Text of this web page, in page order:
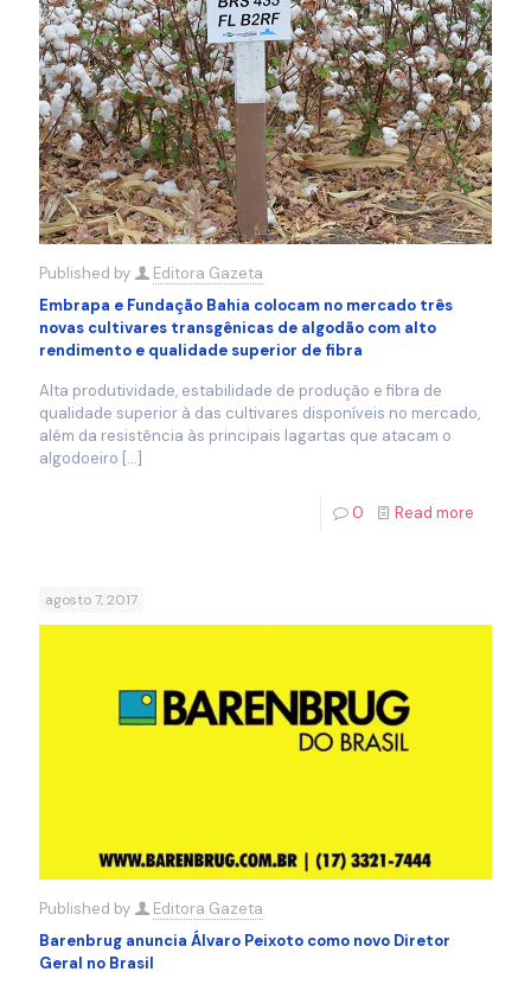
Published by
Editora Gazeta
Embrapa e Fundação Bahia colocam no mercado três
novas cultivares transgênicas de algodão com alto
rendimento e qualidade superior de fibra
Alta produtividade, estabilidade de produção e fibra de
qualidade superior à das cultivares disponíveis no mercado,
além da resistência às principais lagartas que atacam o
algodoeiro […]
0 Read more
agosto 7, 2017
Published by
Editora Gazeta
Barenbrug anuncia Álvaro Peixoto como novo Diretor
Geral no Brasil